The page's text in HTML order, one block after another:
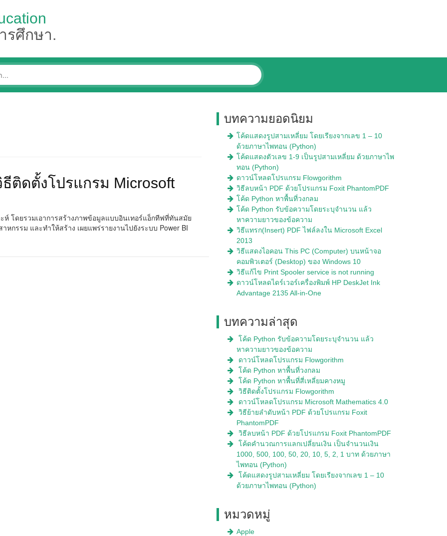
รศึกษา.
ธีติดตั้งโปรแกรม Microsoft
ห์ โดยรวมเอาการสร้างภาพข้อมูลแบบอินเทอร์แอ็กทีฟที่ทันสมัย
กรรม และทำให้สร้าง เผยแพร่รายงานไปยังระบบ Power BI
บทความยอดนิยม
โค้ดแสดงรูปสามเหลี่ยม โดยเรียงจากเลข 1 – 10
ด้วยภาษาไพทอน (Python)
โค้ดแสดงตัวเลข 1-9 เป็นรูปสามเหลี่ยม ด้วยภาษาไพ
ทอน (Python)
ดาวน์โหลดโปรแกรม Flowgorithm
วิธีลบหน้า PDF ด้วยโปรแกรม Foxit PhantomPDF
โค้ด Python หาพื้นที่วงกลม
โค้ด Python รับข้อความโดยระบุจำนวน แล้ว
หาความยาวของข้อความ
วิธีแทรก(Insert) PDF ไฟล์ลงใน Microsoft Excel
2013
วิธีแสดงไอคอน This PC (Computer) บนหน้าจอ
คอมพิวเตอร์ (Desktop) ของ Windows 10
วิธีแก้ไข Print Spooler service is not running
ดาวน์โหลดไดร์เวอร์เครื่องพิมพ์ HP DeskJet Ink
Advantage 2135 All-in-One
บทความล่าสุด
โค้ด Python รับข้อความโดยระบุจำนวน แล้ว
หาความยาวของข้อความ
ดาวน์โหลดโปรแกรม Flowgorithm
โค้ด Python หาพื้นที่วงกลม
โค้ด Python หาพื้นที่สี่เหลี่ยมคางหมู
วิธีติดตั้งโปรแกรม Flowgorithm
ดาวน์โหลดโปรแกรม Microsoft Mathematics 4.0
วิธีย้ายลำดับหน้า PDF ด้วยโปรแกรม Foxit
PhantomPDF
วิธีลบหน้า PDF ด้วยโปรแกรม Foxit PhantomPDF
โค้ดคำนวณการแลกเปลี่ยนเงิน เป็นจำนวนเงิน
1000, 500, 100, 50, 20, 10, 5, 2, 1 บาท ด้วยภาษา
ไพทอน (Python)
โค้ดแสดงรูปสามเหลี่ยม โดยเรียงจากเลข 1 – 10
ด้วยภาษาไพทอน (Python)
หมวดหมู่
Apple